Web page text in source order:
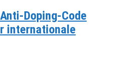
Doping-Code
internationale